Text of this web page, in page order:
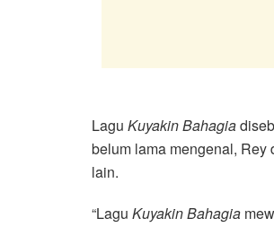
Lagu Kuyakin Bahagia
belum lama mengenal, Rey
lain.
“Lagu Kuyakin Bahagia